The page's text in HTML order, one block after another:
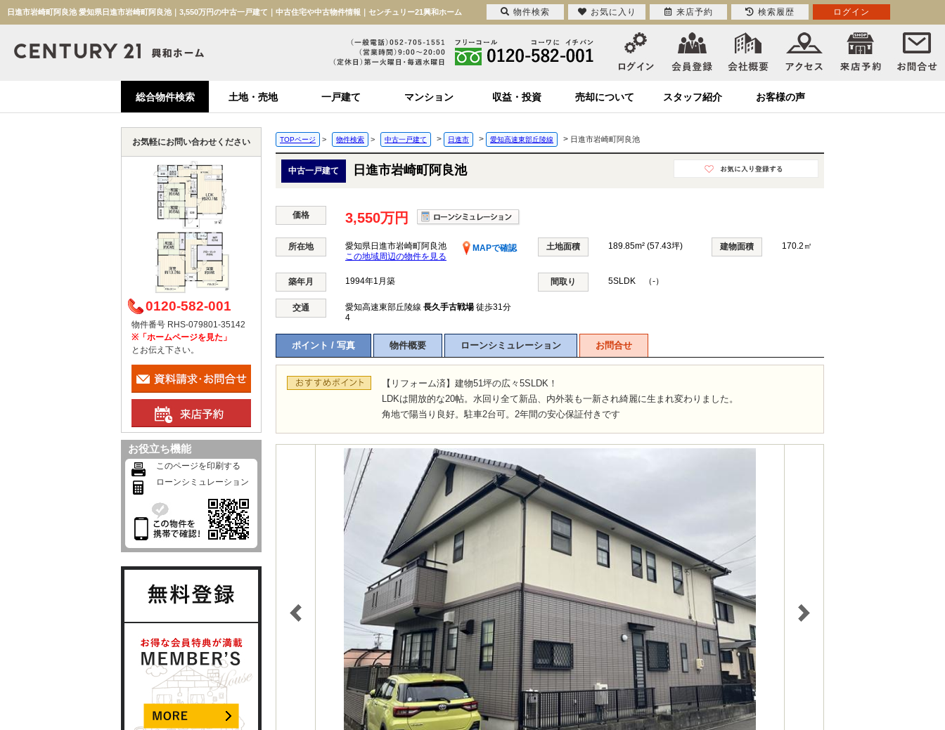
日進市岩崎町阿良池 愛知県日進市岩崎町阿良池｜3,550万円の中古一戸建て｜中古住宅や中古物件情報｜センチュリー21興和ホーム
総合物件検索 土地・売地 一戸建て マンション 収益・投資 売却について スタッフ紹介 お客様の声
TOPページ > 物件検索 > 中古一戸建て > 日進市 > 愛知高速東部丘陵線 > 日進市岩崎町阿良池
中古一戸建て 日進市岩崎町阿良池
価格 3,550万円
所在地 愛知県日進市岩崎町阿良池
MAPで確認
この地域周辺の物件を見る
土地面積 189.85m² (57.43坪) 建物面積 170.2㎡
築年月 1994年1月築 間取り 5SLDK （-）
交通 愛知高速東部丘陵線 長久手古戦場 徒歩31分
4
ポイント / 写真 物件概要 ローンシミュレーション お問合せ
【リフォーム済】建物51坪の広々5SLDK！
LDKは開放的な20帖。水回り全て新品、内外装も一新され綺麗に生まれ変わりました。
角地で陽当り良好。駐車2台可。2年間の安心保証付きです
お気軽にお問い合わせください
0120-582-001
物件番号 RHS-079801-35142
※「ホームページを見た」
とお伝え下さい。
お役立ち機能
このページを印刷する
ローンシミュレーション
物件検索 お気に入り 来店予約 検索履歴 ログイン